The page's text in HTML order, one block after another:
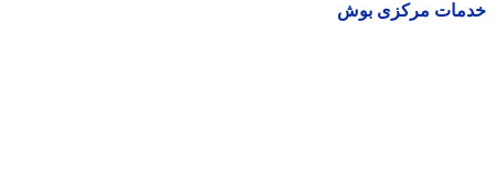
مرکزی بوش